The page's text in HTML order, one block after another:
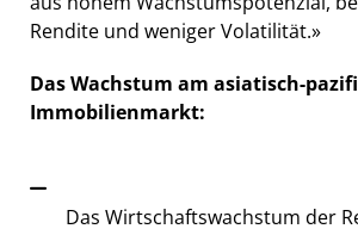
Rendite und weniger Volatilität.»
Das Wachstum am asiatisch-
Immobilienmarkt:
Das Wirtschaftswachstum der